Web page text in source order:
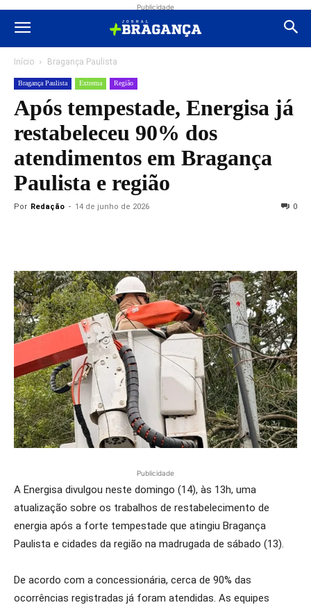
Publicidade
Início Bragança Paulista
Bragança Paulista Extrema Região
Após tempestade, Energisa já
restabeleceu 90% dos
atendimentos em Bragança
Paulista e região
Por Redação - 14 de junho de 2026 0
Publicidade
A Energisa divulgou neste domingo (14), às 13h, uma
atualização sobre os trabalhos de restabelecimento de
energia após a forte tempestade que atingiu Bragança
Paulista e cidades da região na madrugada de sábado (13).
De acordo com a concessionária, cerca de 90% das
ocorrências registradas já foram atendidas. As equipes